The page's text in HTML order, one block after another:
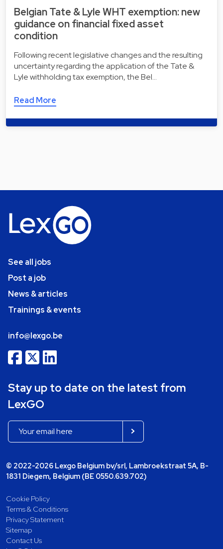
Belgian Tate & Lyle WHT exemption: new
guidance on financial fixed asset
condition
Following recent legislative changes and the resulting
uncertainty regarding the application of the Tate &
Lyle withholding tax exemption, the Bel…
Read More
See all jobs
Post a job
News & articles
Trainings & events
info@lexgo.be
Stay up to date on the latest from
LexGO
© 2022-2026 Lexgo Belgium bv/srl, Lambroekstraat 5A, B-
1831 Diegem, Belgium (BE 0550.639.702)
Cookie Policy
Terms & Conditions
Privacy Statement
Sitemap
Contact Us